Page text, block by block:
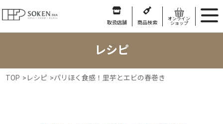
取扱店舗 商品検索
オンライン
ショップ
レシピ
TOP > レシピ >パリほく食感！里芋とエビの春巻き